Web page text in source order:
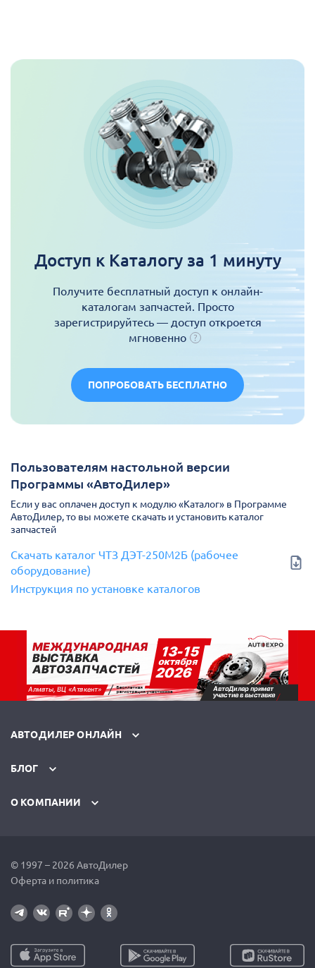
Доступ к Каталогу за 1 минуту
Получите бесплатный доступ к онлайн-
каталогам запчастей. Просто
зарегистрируйтесь — доступ откроется
мгновенно
ПОПРОБОВАТЬ БЕСПЛАТНО
Пользователям настольной версии
Программы «АвтоДилер»
Если у вас оплачен доступ к модулю «Каталог» в Программе
АвтоДилер, то вы можете скачать и установить каталог
запчастей
Скачать каталог ЧТЗ ДЭТ-250М2Б (рабочее
оборудование)
Инструкция по установке каталогов
АВТОДИЛЕР ОНЛАЙН
БЛОГ
О КОМПАНИИ
© 1997 – 2026 АвтоДилер
Оферта и политика